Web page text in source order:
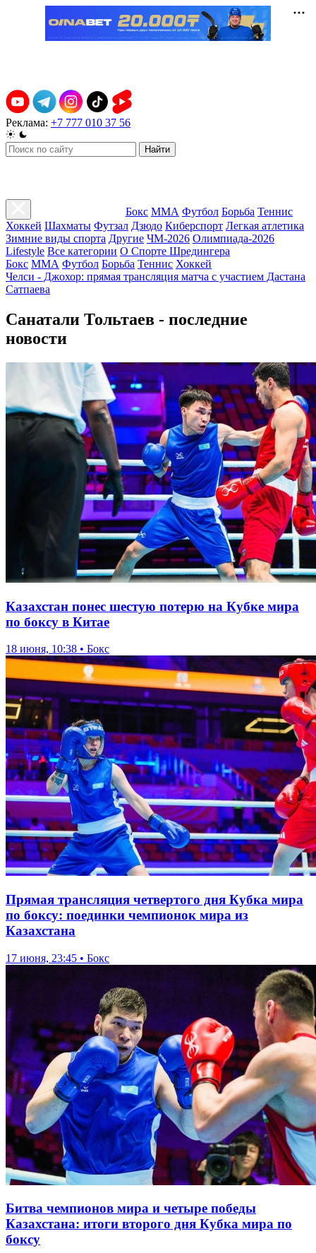
Реклама: +7 777 010 37 56
Найти
Бокс ММА Футбол Борьба Теннис
Хоккей Шахматы Футзал Дзюдо Киберспорт Легкая атлетика
Зимние виды спорта Другие ЧМ-2026 Олимпиада-2026
Lifestyle Все категории О Спорте Шредингера
Бокс ММА Футбол Борьба Теннис Хоккей
Челси - Джохор: прямая трансляция матча с участием Дастана
Сатпаева
Санатали Тольтаев - последние
новости
Казахстан понес шестую потерю на Кубке мира
по боксу в Китае
18 июня, 10:38 • Бокс
Прямая трансляция четвертого дня Кубка мира
по боксу: поединки чемпионок мира из
Казахстана
17 июня, 23:45 • Бокс
Битва чемпионов мира и четыре победы
Казахстана: итоги второго дня Кубка мира по
боксу